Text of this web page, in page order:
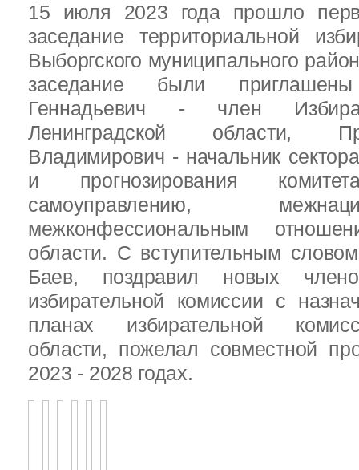
15 июля 2023 года прошло
заседание территориальной
Выборгского муниципального
заседание были
Геннадьевич - член
Ленинградской области,
Владимирович - начальник
и прогнозирования
самоуправлению,
межконфессиональным
области. С вступительным
Баев, поздравил новых
избирательной комиссии с
планах избирательной
области, пожелал совместной
2023 - 2028 годах.